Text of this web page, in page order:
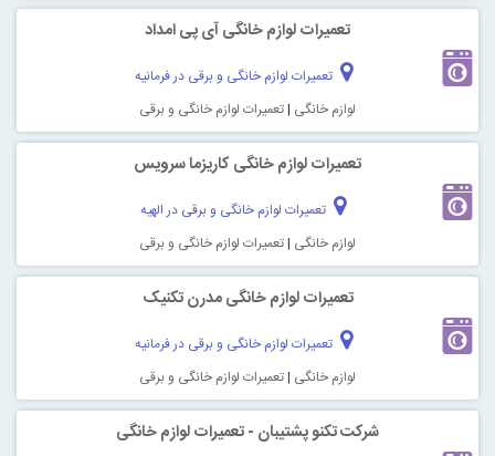
تعمیرات لوازم خانگی آی پی امداد
تعمیرات لوازم خانگی و برقی در فرمانیه
لوازم خانگی |تعمیرات لوازم خانگی و برقی
تعمیرات لوازم خانگی کاریزما سرویس
تعمیرات لوازم خانگی و برقی در الهیه
لوازم خانگی |تعمیرات لوازم خانگی و برقی
تعمیرات لوازم خانگی مدرن تکنیک
تعمیرات لوازم خانگی و برقی در فرمانیه
لوازم خانگی |تعمیرات لوازم خانگی و برقی
شرکت تکنو پشتیبان - تعمیرات لوازم خانگی